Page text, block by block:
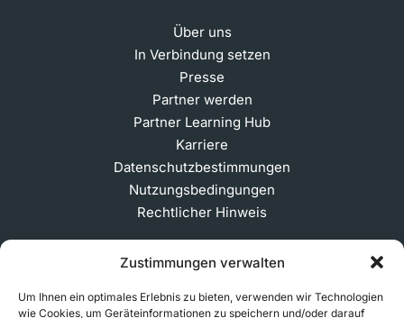
Zustimmungen verwalten
Um Ihnen ein optimales Erlebnis zu bieten, verwenden wir Technologien
wie Cookies, um Geräteinformationen zu speichern und/oder darauf
Über uns
In Verbindung setzen
Presse
Partner werden
Partner Learning Hub
Karriere
Datenschutzbestimmungen
Nutzungsbedingungen
Rechtlicher Hinweis